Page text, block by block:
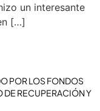
un interesante
[…]
POR LOS FONDOS
DE RECUPERACIÓN Y